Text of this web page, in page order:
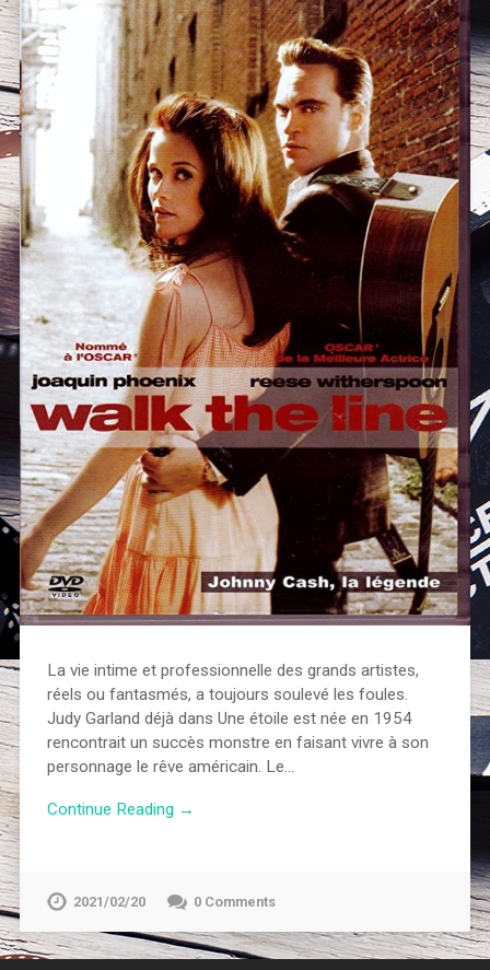
La vie intime et professionnelle des grands artistes,
réels ou fantasmés, a toujours soulevé les foules.
Judy Garland déjà dans Une étoile est née en 1954
rencontrait un succès monstre en faisant vivre à son
personnage le rêve américain. Le…
Continue Reading →
2021/02/20 0 Comments